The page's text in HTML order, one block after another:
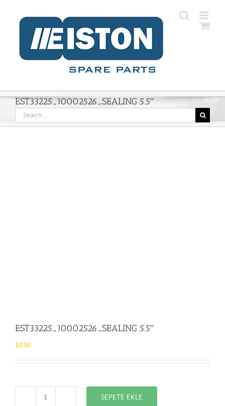
content
EST33225_10002526_SEALING 5.5″
Search
for:
EST33225_10002526_SEALING 5.5″
$0.00
EST33225_10002526_SEALING
SEPETE EKLE